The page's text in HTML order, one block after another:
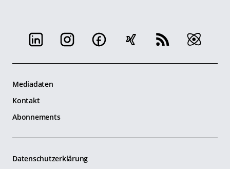
Mediadaten
Kontakt
Abonnements
Datenschutzerklärung